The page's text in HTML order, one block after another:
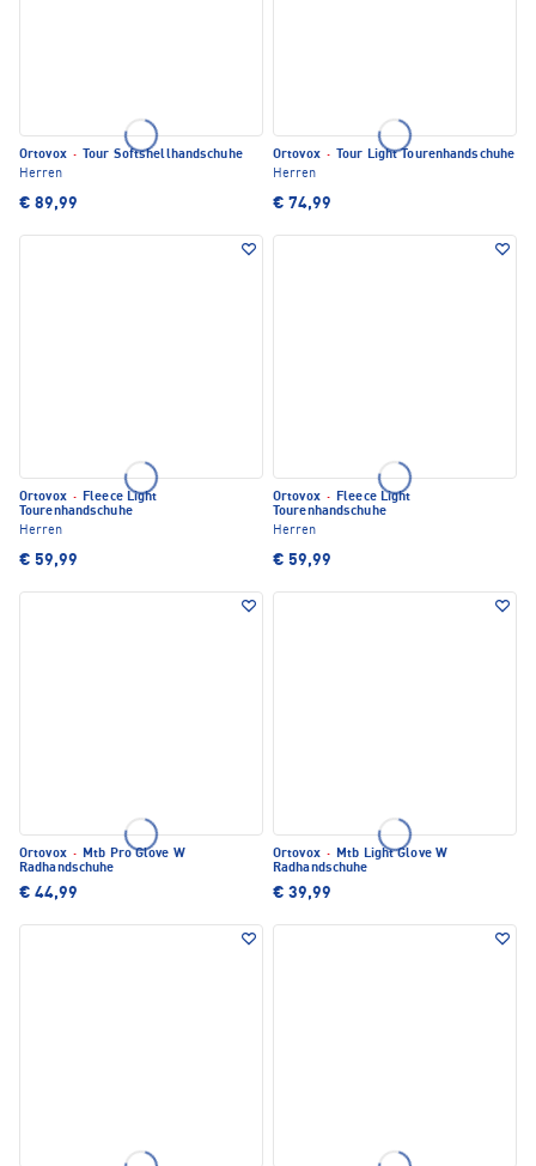
Ortovox ·
Tour Softshellhandschuhe
Herren
€ 89,99
Ortovox ·
Tour Light Tourenhandschuhe
Herren
€ 74,99
Ortovox · Fleece Light
Tourenhandschuhe
Herren
€ 59,99
Ortovox · Fleece Light
Tourenhandschuhe
Herren
€ 59,99
Ortovox · Mtb Pro Glove W
Radhandschuhe
€ 44,99
Ortovox · Mtb Light Glove W
Radhandschuhe
€ 39,99